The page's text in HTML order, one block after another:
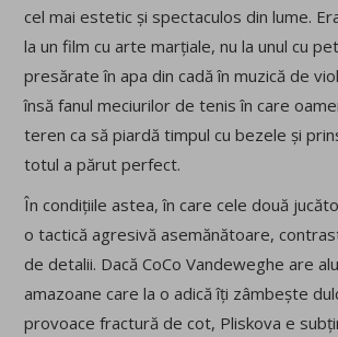
cel mai estetic și spectaculos din lume.
la un film cu arte marțiale, nu la unul cu
presărate în apa din cadă în muzică de
însă fanul meciurilor de tenis în care
teren ca să piardă timpul cu bezele și
totul a părut perfect.
În condițiile astea, în care cele două
o tactică agresivă asemănătoare,
de detalii. Dacă CoCo Vandeweghe are
amazoane care la o adică îți zâmbește
provoace fractură de cot, Pliskova e